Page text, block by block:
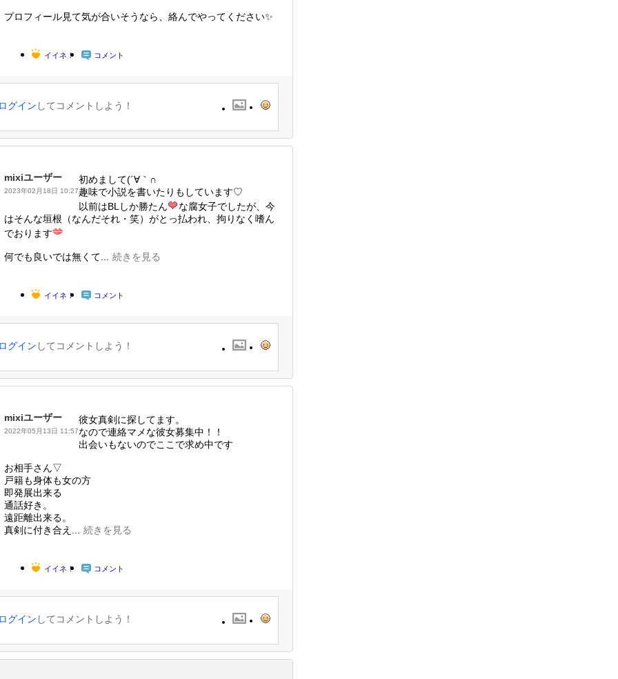
プロフィール見て気が合いそうなら、絡んでやってください✨
イイネ！ コメント
グイン してコメントしよう！
mixiユーザー
2023年02月18日 10:27
初めまして(´∀｀∩
趣味で小説を書いたりもしています♡
以前はBLしか勝たん
な腐女子でしたが、今
はそんな垣根（なんだそれ・笑）がとっ払われ、拘りなく嗜ん
でおります
何でも良いでは無くて... 続きを見る
イイネ！ コメント
グイン してコメントしよう！
mixiユーザー
2022年05月13日 11:57
彼女真剣に探してます。
なので連絡マメな彼女募集中！！
出会いもないのでここで求め中です
お相手さん▽
戸籍も身体も女の方
即発展出来る
通話好き。
遠距離出来る。
真剣に付き合え...
続きを見る
イイネ！ コメント
グイン してコメントしよう！